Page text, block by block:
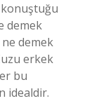
konuştuğu
demek
demek
erkek
bu
idealdir.